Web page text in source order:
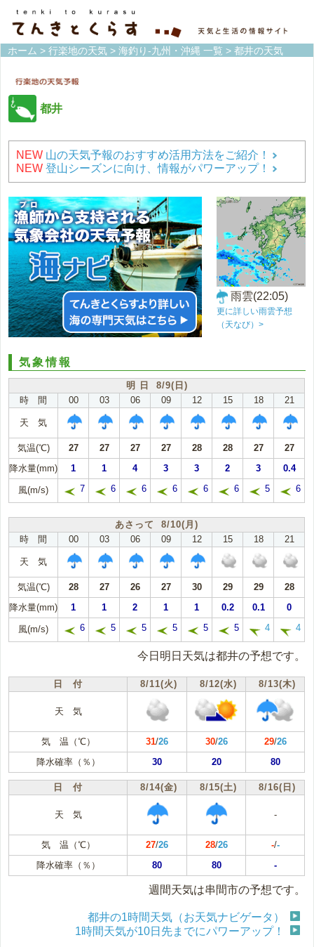
ホーム > 行楽地の天気 > 海釣り-九州・沖縄 一覧 > 都井の天気
都井
NEW 山の天気予報のおすすめ活用方法をご紹介！
NEW 登山シーズンに向け、情報がパワーアップ！
雨雲(22:05)
更に詳しい雨雲予想
（天なび）>
気象情報
明 日 8/9(日)
時 間
00 03 06 09 12 15 18 21
天 気
気温(℃) 27 27 27 27 28 28 27
27
降水量(mm)
1 1 4 3 3 2 3 0.4
風(m/s) 7 6 6 6 6 6 5 6
あさって 8/10(月)
時 間
00 03 06 09 12 15 18 21
天 気
気温(℃) 28 27 26 27 30 29 29
28
降水量(mm)
1 1 2 1 1 0.2 0.1 0
風(m/s) 6 5 5 5 5 5 4 4
今日明日天気は都井の予想です。
日 付 8/11(火) 8/12(水) 8/13(木)
天 気
気 温（℃） 31/26 30/26 29/26
降水確率（％）
30 20 80
日 付 8/14(金) 8/15(土) 8/16(日)
天 気 -
気 温（℃） 27/26 28/26 -/-
降水確率（％）
80 80 -
週間天気は串間市の予想です。
都井の1時間天気（お天気ナビゲータ）
1時間天気が10日先までにパワーアップ！